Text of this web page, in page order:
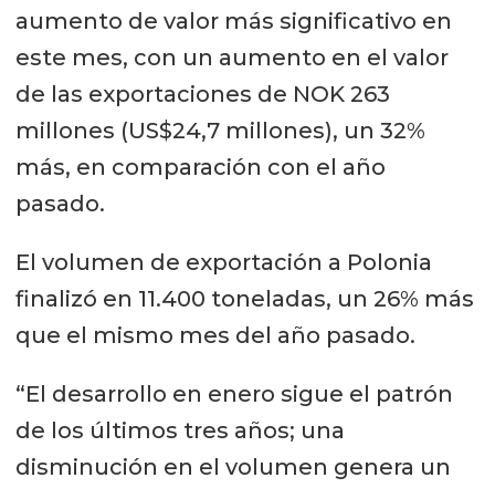
aumento de valor más significativo en
este mes, con un aumento en el valor
de las exportaciones de NOK 263
millones (US$24,7 millones), un 32%
más, en comparación con el año
pasado.
El volumen de exportación a Polonia
finalizó en 11.400 toneladas, un 26% más
que el mismo mes del año pasado.
“El desarrollo en enero sigue el patrón
de los últimos tres años; una
disminución en el volumen genera un